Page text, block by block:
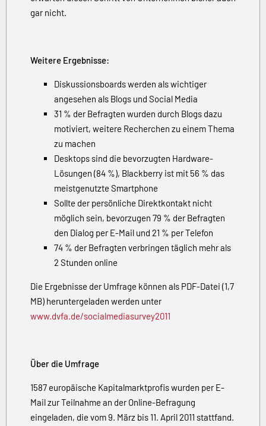
gar nicht.
Weitere Ergebnisse:
Diskussionsboards werden als wichtiger
angesehen als Blogs und Social Media
31 % der Befragten wurden durch Blogs dazu
motiviert, weitere Recherchen zu einem Thema
zu machen
Desktops sind die bevorzugten Hardware-
Lösungen (84 %), Blackberry ist mit 56 % das
meistgenutzte Smartphone
Sollte der persönliche Direktkontakt nicht
möglich sein, bevorzugen 79 % der Befragten
den Dialog per E-Mail und 21 % per Telefon
74 % der Befragten verbringen täglich mehr als
2 Stunden online
Die Ergebnisse der Umfrage können als PDF-Datei (1,7
MB) heruntergeladen werden unter
www.dvfa.de/socialmediasurvey2011
Über die Umfrage
1587 europäische Kapitalmarktprofis wurden per E-
Mail zur Teilnahme an der Online-Befragung
eingeladen, die vom 9. März bis 11. April 2011 stattfand.